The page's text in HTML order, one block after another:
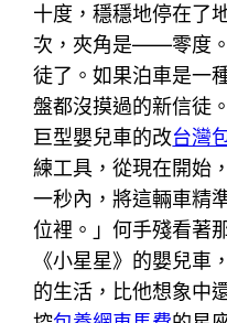
十度，穩穩地停在了
次，夾角是——零度
徒了。如果泊車是一
盤都沒摸過的新信徒
巨型嬰兒車的改台灣
練工具，從現在開始
一秒內，將這輛車精
位裡。」何手殘看著
《小星星》的嬰兒車
的生活，比他想象中